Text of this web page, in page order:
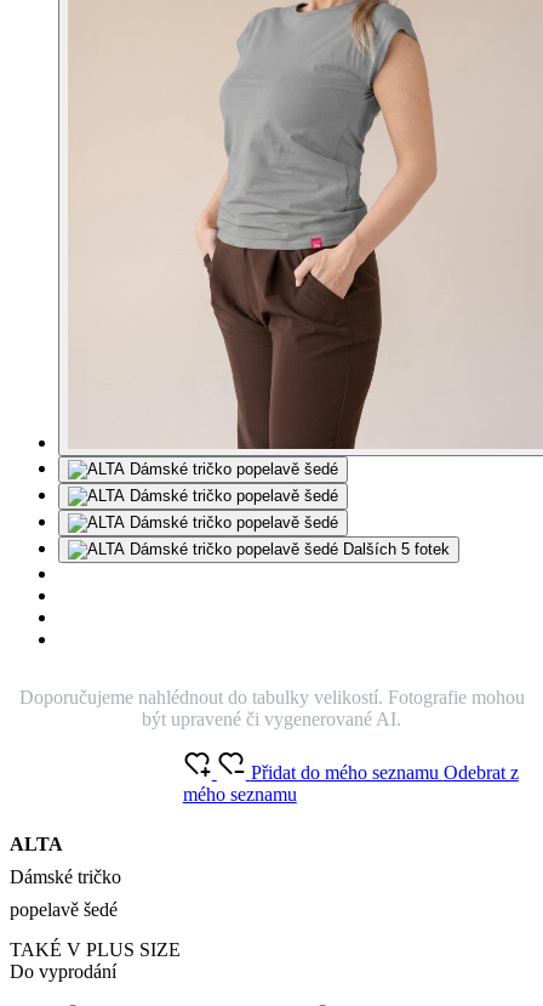
Dalších 5 fotek
Doporučujeme nahlédnout do tabulky velikostí. Fotografie mohou
být upravené či vygenerované AI.
ALTA
Dámské tričko
popelavě šedé
Přidat do mého seznamu Odebrat z
mého seznamu
TAKÉ V PLUS SIZE
Do vyprodání